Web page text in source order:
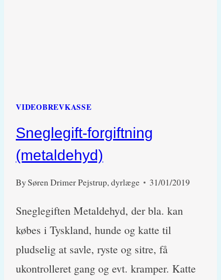
VIDEOBREVKASSE
Sneglegift-forgiftning
(metaldehyd)
BySøren Drimer Pejstrup, dyrlæge 31/01/2019
Sneglegiften Metaldehyd, der bla. kan
købes i Tyskland, hunde og katte til
pludselig at savle, ryste og sitre, få
ukontrolleret gang og evt. kramper. Katte